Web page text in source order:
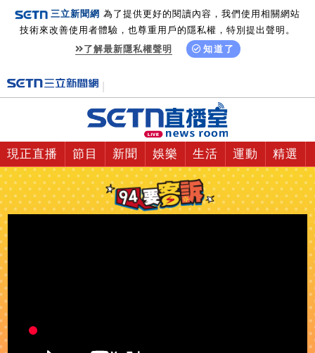
三立新聞網 為了提供更好的閱讀內容，我們使用相關網站
技術來改善使用者體驗，也尊重用戶的隱私權，特別提出聲明。
了解最新隱私權聲明
知道了
現正直播 節目 新聞 娛樂 生活 運動 精選